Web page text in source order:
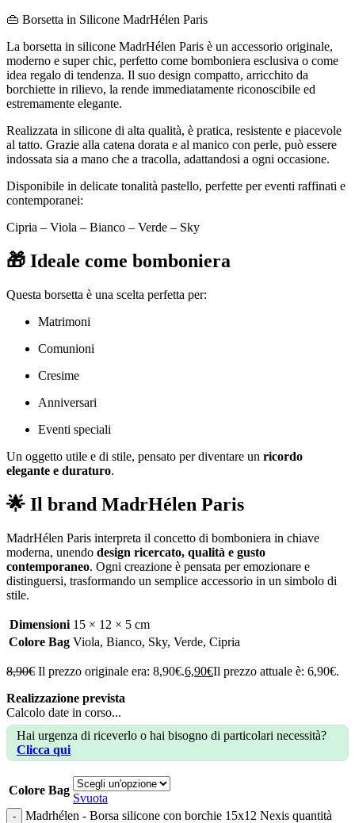
👜 Borsetta in Silicone MadrHélen Paris
La borsetta in silicone MadrHélen Paris è un accessorio originale,
moderno e super chic, perfetto come bomboniera esclusiva o come
idea regalo di tendenza. Il suo design compatto, arricchito da
borchiette in rilievo, la rende immediatamente riconoscibile ed
estremamente elegante.
Realizzata in silicone di alta qualità, è pratica, resistente e piacevole
al tatto. Grazie alla catena dorata e al manico con perle, può essere
indossata sia a mano che a tracolla, adattandosi a ogni occasione.
Disponibile in delicate tonalità pastello, perfette per eventi raffinati e
contemporanei:
Cipria – Viola – Bianco – Verde – Sky
🎁 Ideale come bomboniera
Questa borsetta è una scelta perfetta per:
Matrimoni
Comunioni
Cresime
Anniversari
Eventi speciali
Un oggetto utile e di stile, pensato per diventare un ricordo
elegante e duraturo.
🌟 Il brand MadrHélen Paris
MadrHélen Paris interpreta il concetto di bomboniera in chiave
moderna, unendo design ricercato, qualità e gusto
contemporaneo. Ogni creazione è pensata per emozionare e
distinguersi, trasformando un semplice accessorio in un simbolo di
stile.
Dimensioni 15 × 12 × 5 cm
Colore Bag Viola, Bianco, Sky, Verde, Cipria
8,90€ Il prezzo originale era: 8,90€.6,90€Il prezzo attuale è: 6,90€.
Realizzazione prevista
Calcolo date in corso...
Hai urgenza di riceverlo o hai bisogno di particolari necessità?
Clicca qui
Colore Bag
Svuota
Madrhélen - Borsa silicone con borchie 15x12 Nexis quantità